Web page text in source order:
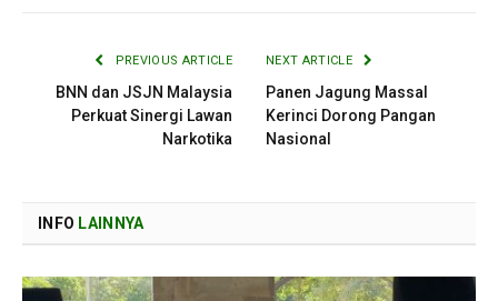
PREVIOUS ARTICLE
BNN dan JSJN Malaysia
Perkuat Sinergi Lawan
Narkotika
NEXT ARTICLE
Panen Jagung Massal
Kerinci Dorong Pangan
Nasional
INFO LAINNYA